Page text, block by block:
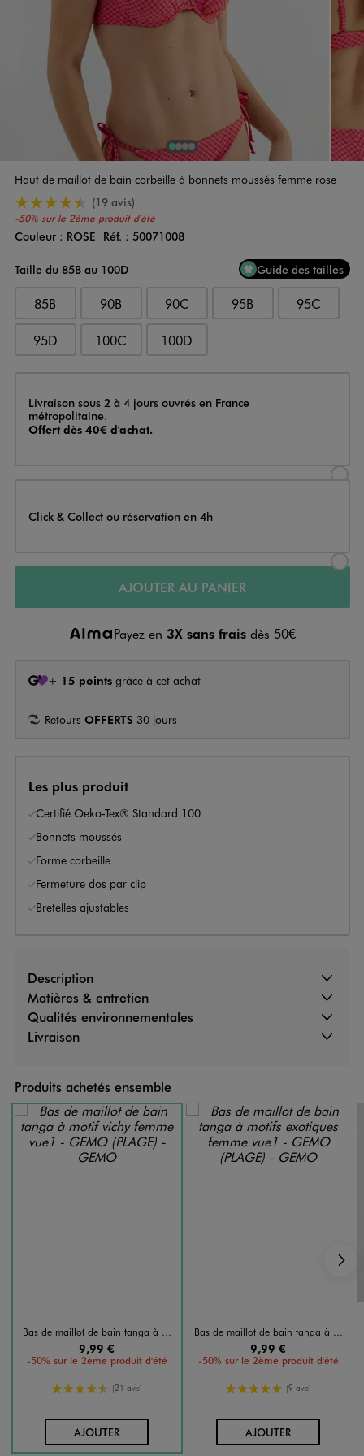
1Sur 4
2Sur 4
3Sur 4
4 Sur 4
Haut de maillot de bain corbeille à bonnets moussés femme rose
-50% sur le 2ème produit d'été
4.5/5 de moyenne
(19 avis)
Couleur
Couleur : ROSE Réf. : 50071008
Taille du 85B au 100D
Guide des tailles
85B 90B 90C 95B 95C
95D 100C 100D
Livraison
Livraison sous 2 à 4 jours ouvrés en France
métropolitaine.
Offert dès 40€ d'achat.
Click & Collect ou réservation en 4h
AJOUTER AU PANIER
Payez en 3X sans frais dès 50€
+ 15 points grâce à cet achat
Retours OFFERTS 30 jours
Les plus produit
Certifié Oeko-Tex® Standard 100
Bonnets moussés
Forme corbeille
Fermeture dos par clip
Bretelles ajustables
Description
Matières & entretien
Qualités environnementales
Livraison
Produits achetés ensemble
Bas de maillot de bain tanga à motif vichy femme
9,99 €
-50% sur le 2ème produit d'été
4.5/5 de moyenne
(21 avis)
AJOUTERAU PANIER
Bas de maillot de bain tanga à motifs exotiques femme
9,99 €
-50% sur le 2ème produit d'été
5/5 de moyenne
(9 avis)
AJOUTERAU PANIER